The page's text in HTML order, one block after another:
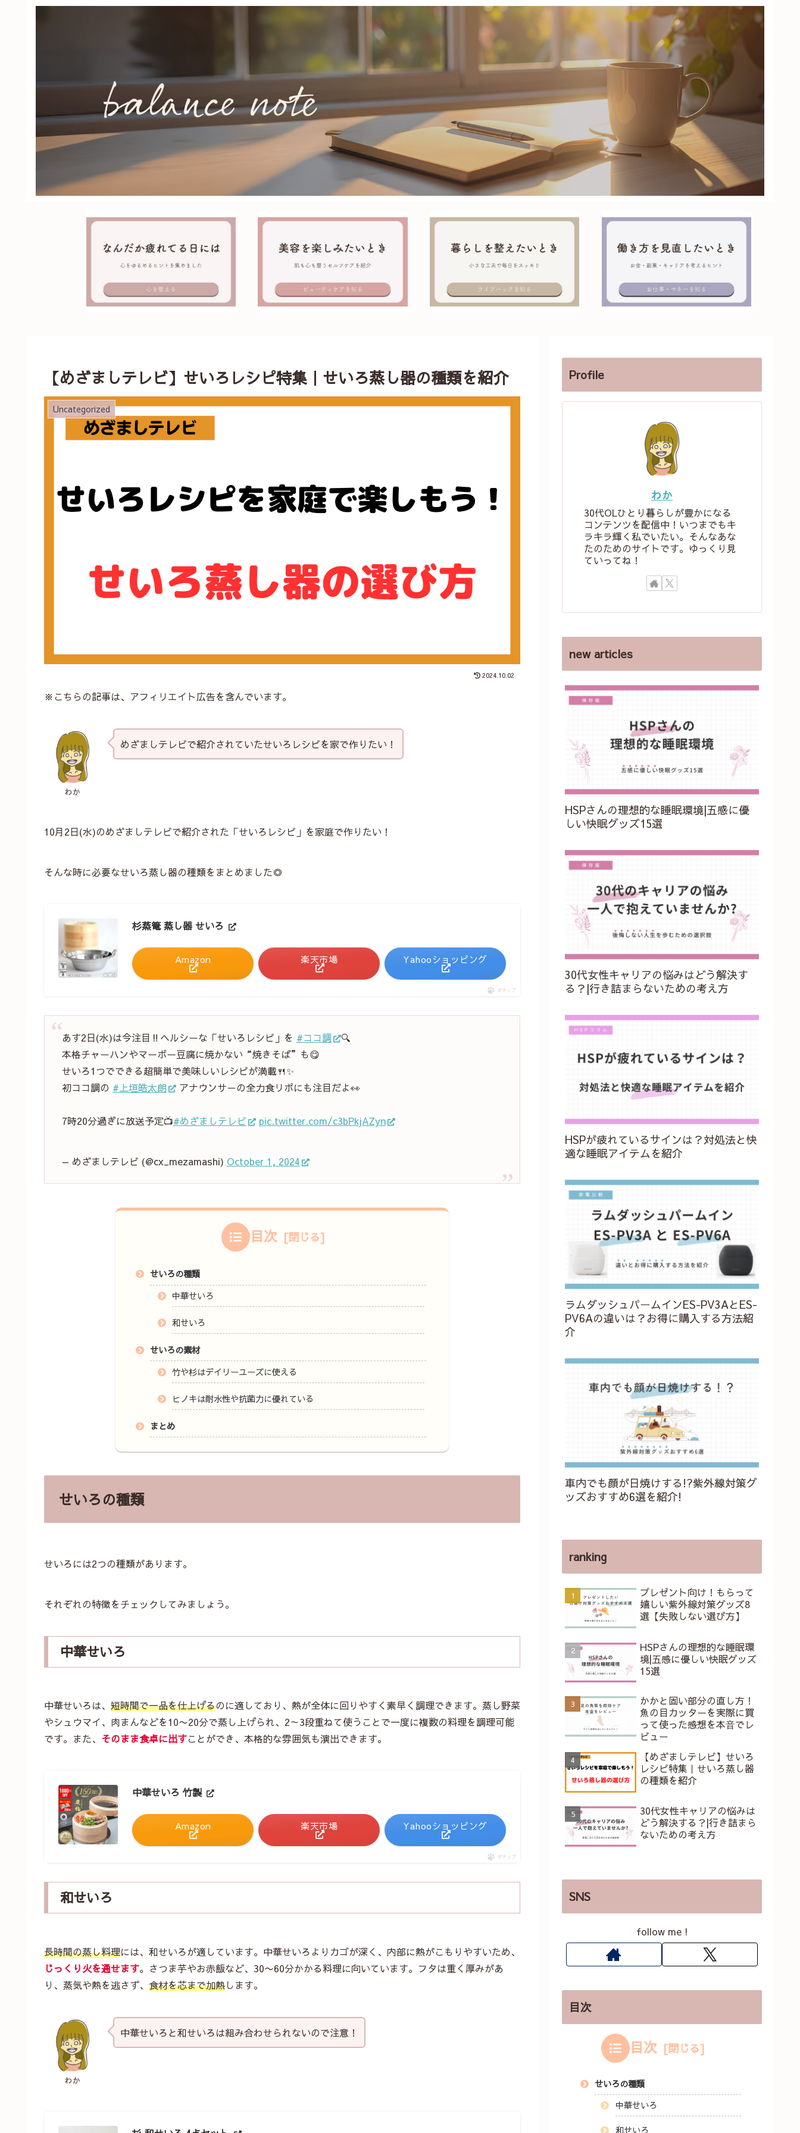
【めざましテレビ】せいろレシピ特集｜せいろ蒸し器の種類を紹介
Uncategorized
2024.10.02
※こちらの記事は、アフィリエイト広告を含んでいます。
わか
めざましテレビで紹介されていたせいろレシピを家で作りたい！
10月2日(水)のめざましテレビで紹介された「せいろレシピ」を家庭で作りたい！
そんな時に必要なせいろ蒸し器の種類をまとめました◎
杉蒸篭 蒸し器 せいろ
Amazon 楽天市場 Yahooショッピング
ポチップ
あす2日(水)は今注目‼️ヘルシーな「せいろレシピ」を #ココ調
🔍
本格チャーハンやマーボー豆腐に焼かない“焼きそば”も😋
せいろ1つでできる超簡単で美味しいレシピが満載🍴✨
初ココ調の #上垣皓太朗 アナウンサ－の全力食リポにも注目だよ👀
7時20分過ぎに放送予定📺#めざましテレビ pic.twitter.com/c3bPkjAZyn
— めざましテレビ (@cx_mezamashi) October 1, 2024
目次
せいろの種類
中華せいろ
和せいろ
せいろの素材
竹や杉はデイリーユーズに使える
ヒノキは耐水性や抗菌力に優れている
まとめ
せいろの種類
せいろには2つの種類があります。
それぞれの特徴をチェックしてみましょう。
中華せいろ
中華せいろは、 短時間で一品を仕上げるのに適しており、熱が全体に回りやすく素早く調理できます。蒸し野菜
やシュウマイ、肉まんなどを10〜20分で蒸し上げられ、2～3段重ねて使うことで一度に複数の料理を調理可能
です。また、 そのまま食卓に出すことができ、本格的な雰囲気も演出できます。
中華せいろ 竹製
Amazon 楽天市場 Yahooショッピング
ポチップ
和せいろ
長時間の蒸し料理には、和せいろが適しています。中華せいろよりカゴが深く、内部に熱がこもりやすいため、
じっくり火を通せます。さつま芋やお赤飯など、30〜60分かかる料理に向いています。フタは重く厚みがあ
り、蒸気や熱を逃さず、 食材を芯まで加熱します。
わか
中華せいろと和せいろは組み合わせられないので注意！
Profile
わか
30代OLひとり暮らしが豊かになる
コンテンツを配信中！いつまでもキ
ラキラ輝く私でいたい。そんなあな
たのためのサイトです。ゆっくり見
ていってね！
new articles
HSPさんの理想的な睡眠環境|五感に優
しい快眠グッズ15選
30代女性キャリアの悩みはどう解決す
る？|行き詰まらないための考え方
HSPが疲れているサインは？対処法と快
適な睡眠アイテムを紹介
ラムダッシュパームインES-PV3AとES-
PV6Aの違いは？お得に購入する方法紹
介
車内でも顔が日焼けする!?紫外線対策グ
ッズおすすめ6選を紹介!
ranking
プレゼント向け！もらって
嬉しい紫外線対策グッズ8
選【失敗しない選び方】
HSPさんの理想的な睡眠環
境|五感に優しい快眠グッズ
15選
かかと固い部分の直し方！
魚の目カッターを実際に買
って使った感想を本⾳でレ
ビュー
【めざましテレビ】せいろ
レシピ特集｜せいろ蒸し器
の種類を紹介
30代女性キャリアの悩みは
どう解決する？|行き詰まら
ないための考え方
SNS
follow me !
目次
目次
せいろの種類
中華せいろ
和せいろ